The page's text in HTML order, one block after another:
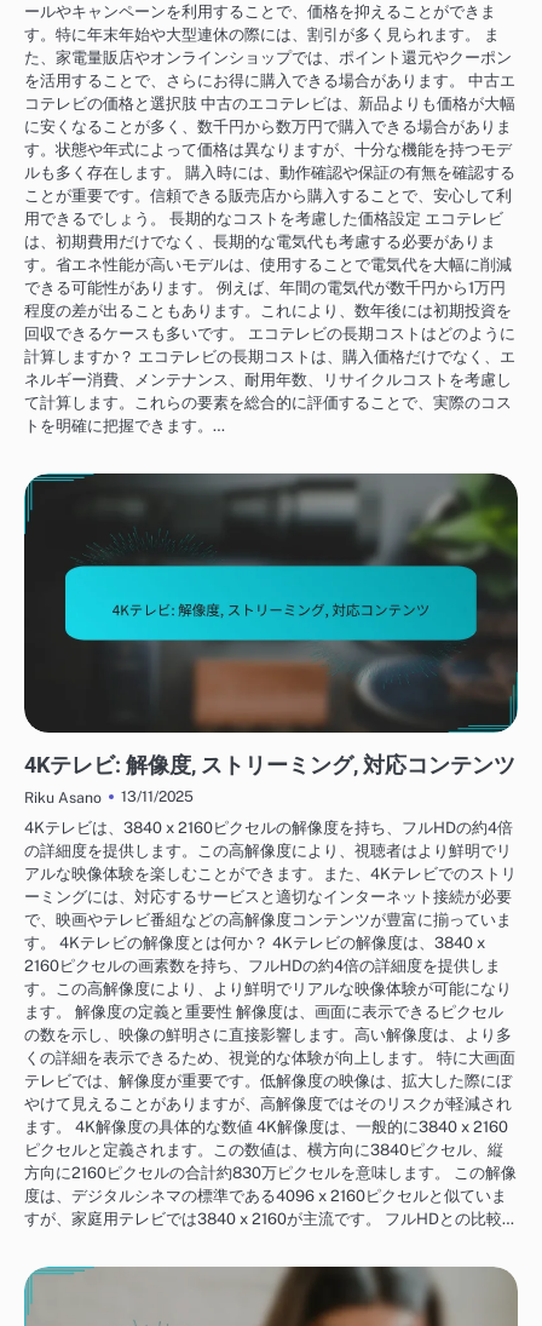
ールやキャンペーンを利用することで、価格を抑えることができま
す。特に年末年始や大型連休の際には、割引が多く見られます。 ま
た、家電量販店やオンラインショップでは、ポイント還元やクーポン
を活用することで、さらにお得に購入できる場合があります。 中古エ
コテレビの価格と選択肢 中古のエコテレビは、新品よりも価格が大幅
に安くなることが多く、数千円から数万円で購入できる場合がありま
す。状態や年式によって価格は異なりますが、十分な機能を持つモデ
ルも多く存在します。 購入時には、動作確認や保証の有無を確認する
ことが重要です。信頼できる販売店から購入することで、安心して利
用できるでしょう。 長期的なコストを考慮した価格設定 エコテレビ
は、初期費用だけでなく、長期的な電気代も考慮する必要がありま
す。省エネ性能が高いモデルは、使用することで電気代を大幅に削減
できる可能性があります。 例えば、年間の電気代が数千円から1万円
程度の差が出ることもあります。これにより、数年後には初期投資を
回収できるケースも多いです。 エコテレビの長期コストはどのように
計算しますか？ エコテレビの長期コストは、購入価格だけでなく、エ
ネルギー消費、メンテナンス、耐用年数、リサイクルコストを考慮し
て計算します。これらの要素を総合的に評価することで、実際のコス
トを明確に把握できます。…
4Kテレビ: 解像度, ストリーミング, 対応コンテンツ
Riku Asano
13/11/2025
4Kテレビは、3840 x 2160ピクセルの解像度を持ち、フルHDの約4倍
の詳細度を提供します。この高解像度により、視聴者はより鮮明でリ
アルな映像体験を楽しむことができます。また、4Kテレビでのストリ
ーミングには、対応するサービスと適切なインターネット接続が必要
で、映画やテレビ番組などの高解像度コンテンツが豊富に揃っていま
す。 4Kテレビの解像度とは何か？ 4Kテレビの解像度は、3840 x
2160ピクセルの画素数を持ち、フルHDの約4倍の詳細度を提供しま
す。この高解像度により、より鮮明でリアルな映像体験が可能になり
ます。 解像度の定義と重要性 解像度は、画面に表示できるピクセル
の数を示し、映像の鮮明さに直接影響します。高い解像度は、より多
くの詳細を表示できるため、視覚的な体験が向上します。 特に大画面
テレビでは、解像度が重要です。低解像度の映像は、拡大した際にぼ
やけて見えることがありますが、高解像度ではそのリスクが軽減され
ます。 4K解像度の具体的な数値 4K解像度は、一般的に3840 x 2160
ピクセルと定義されます。この数値は、横方向に3840ピクセル、縦
方向に2160ピクセルの合計約830万ピクセルを意味します。 この解像
度は、デジタルシネマの標準である4096 x 2160ピクセルと似ていま
すが、家庭用テレビでは3840 x 2160が主流です。 フルHDとの比較…